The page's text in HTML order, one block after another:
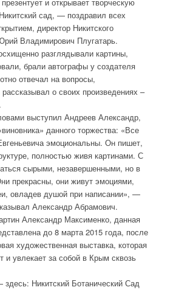
сад, — поздравил всех
директор Никитского
Владимирович Плугатарь.
разглядывали картины,
брали автографы у создателя
отвечал на вопросы,
о своих произведениях –
выступил Андреев Александр,
данного торжества: «Все
эмоциональны. Он пишет,
полностью живя картинами. С
сырыми, незавершенными, но в
прекрасны, они живут эмоциями,
овладев душой при написании», —
Александр Абрамович.
Александр Максименко, данная
до 8 марта 2015 года, после
художественная выставка, которая
и увлекает за собой в Крым сквозь
Никитский Ботанический Сад